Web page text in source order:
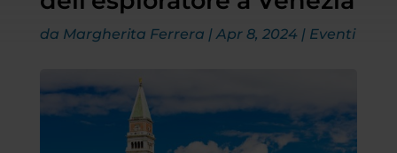
da Margherita Ferrera |Apr 8, 2024 | Eventi